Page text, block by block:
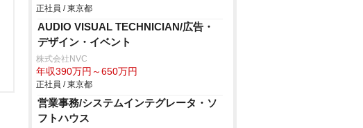
正社員 / 東京都
AUDIO VISUAL TECHNICIAN/広告・
デザイン・イベント
株式会社NVC
年収390万円～650万円
正社員 / 東京都
営業事務/システムインテグレータ・ソ
フトハウス